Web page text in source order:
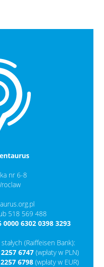
nr 6-8
518 569 488
0000 6302 0398 3293
(Raiffeisen Bank):
6747(wpłaty w PLN)
6798 (wpłaty w EUR)